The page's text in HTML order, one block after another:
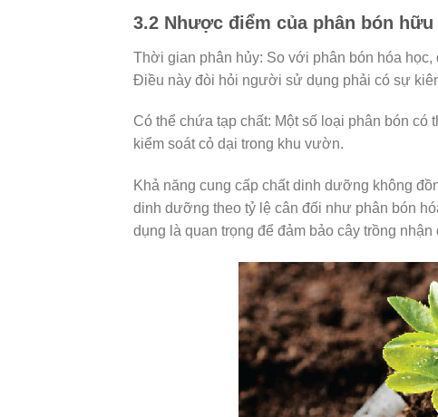
3.2 Nhược điểm của phân bón
Thời gian phân hủy: So với phân bón hóa
Điều này đòi hỏi người sử dụng phải có sự
Có thể chứa tạp chất: Một số loại phân bón
kiểm soát cỏ dại trong khu vườn.
Khả năng cung cấp chất dinh dưỡng không
dinh dưỡng theo tỷ lệ cân đối như phân bón
dụng là quan trọng để đảm bảo cây trồng